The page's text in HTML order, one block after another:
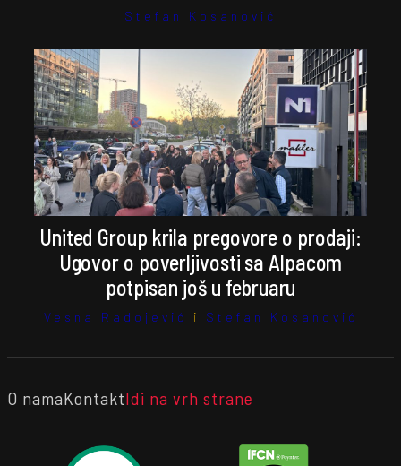
Stefan Kosanović
United Group krila pregovore o prodaji:
Ugovor o poverljivosti sa Alpacom
potpisan još u februaru
Vesna Radojević i Stefan Kosanović
O namaKontaktIdi na vrh strane